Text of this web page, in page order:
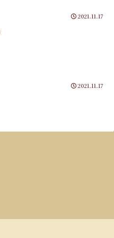
2021.11.17
2021.11.17